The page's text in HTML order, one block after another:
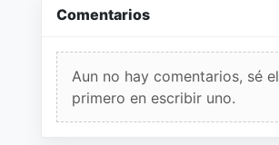
Comentarios
Aun no hay comentarios, sé el
primero en escribir uno.